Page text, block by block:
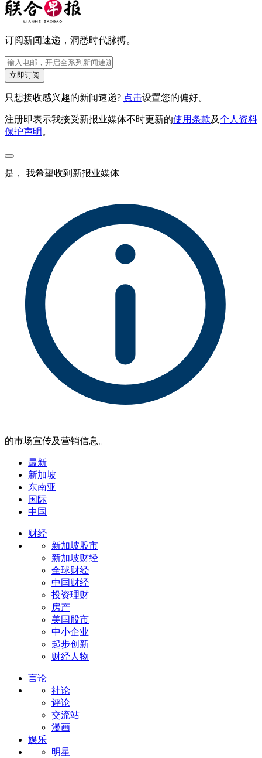
订阅新闻速递，洞悉时代脉搏。
立即订阅
只想接收感兴趣的新闻速递? 点击设置您的偏好。
注册即表示我接受新报业媒体不时更新的使用条款及个人资料
保护声明 。
是， 我希望收到新报业媒体
的市场宣传及营销信息。
最新
新加坡
东南亚
国际
中国
财经
新加坡股市
新加坡财经
全球财经
中国财经
投资理财
房产
美国股市
中小企业
起步创新
财经人物
言论
社论
评论
交流站
漫画
娱乐
明星